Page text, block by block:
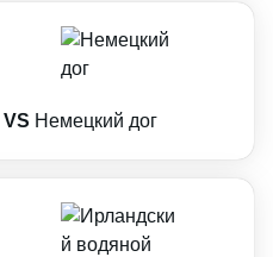
VS Немецкий дог